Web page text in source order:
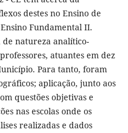
destes no Ensino de
Fundamental II.
de natureza analítico-
atuantes em dez
Para tanto, foram
aplicação, junto aos
questões objetivas e
nas escolas onde os
realizadas e dados